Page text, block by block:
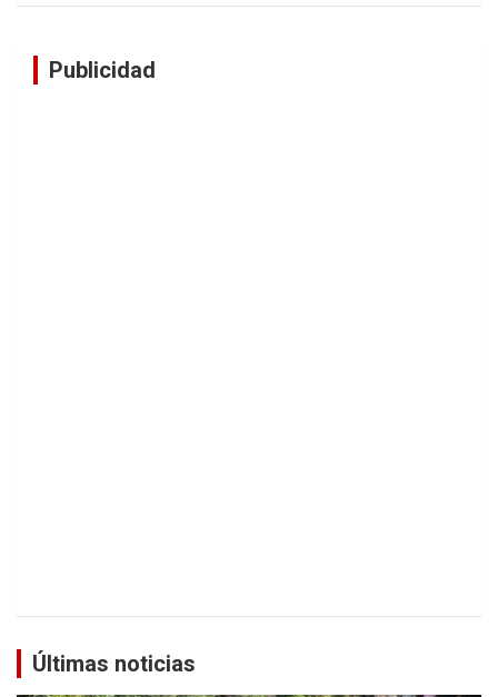
Publicidad
Últimas noticias